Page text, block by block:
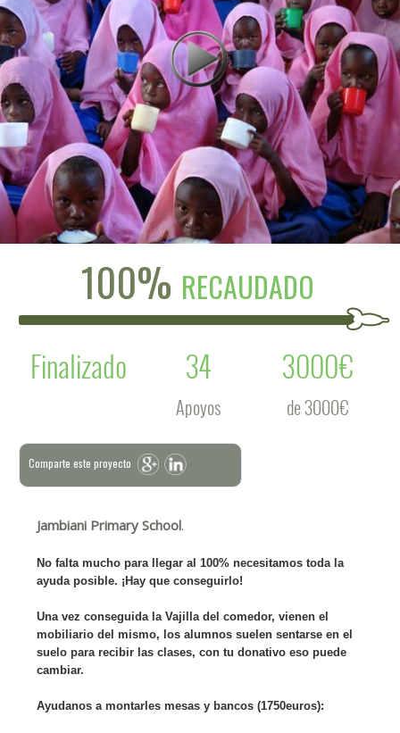
100% RECAUDADO
Finalizado
34
Apoyos
3000€
de 3000€
Comparte este proyecto
Jambiani Primary School.
No falta mucho para llegar al 100% necesitamos toda la
ayuda posible. ¡Hay que conseguirlo!
Una vez conseguida la Vajilla del comedor, vienen el
mobiliario del mismo, los alumnos suelen sentarse en el
suelo para recibir las clases, con tu donativo eso puede
cambiar.
Ayudanos a montarles mesas y bancos (1750euros):